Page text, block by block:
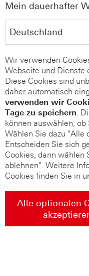
Mein dauerhafter
Wir verwenden
Webseite und Dienste
Diese Cookies sind
daher automatisch
verwenden wir
Tage zu speichern.
können auswählen,
Wählen Sie dazu "Alle
Entscheiden Sie sich
Cookies, dann wählen
ablehnen". Weitere
Cookies finden Sie in
Alle optionalen